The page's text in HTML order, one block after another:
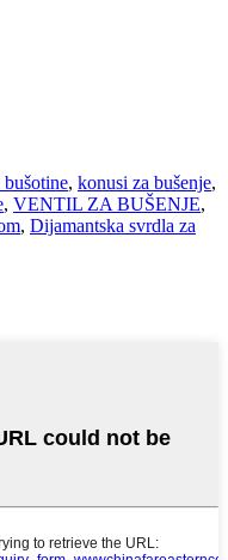
, konusi za bušenje,
, VENTIL ZA BUŠENJE,
, Dijamantska svrdla za